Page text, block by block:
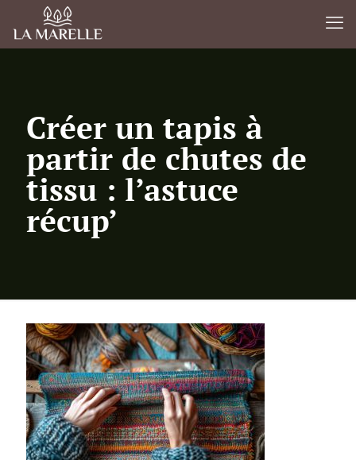
Créer un tapis à
partir de chutes de
tissu : l’astuce
récup’